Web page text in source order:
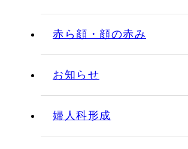
赤ら顔・顔の赤み
お知らせ
婦人科形成